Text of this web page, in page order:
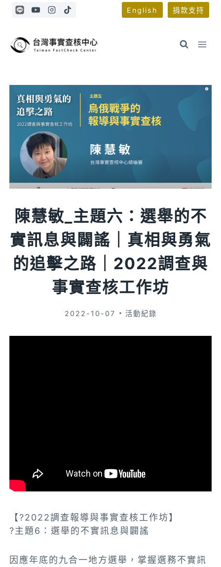
Skip
English 捐款支持
陳慧敏_主題六：選舉的不
實訊息與闢謠｜真相與勇氣
的追擊之路｜2022調查與
事實查核工作坊
2022-10-07 活動紀錄
【?2022調查報導與事實查核工作坊】
?主題6：選舉的不實訊息與闢謠
因應年底的九合一地方選舉，掌握選務不實訊